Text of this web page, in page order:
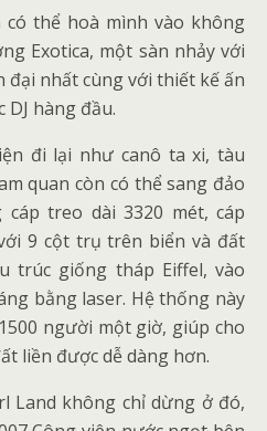
thể hoà mình vào không
Exotica, một sàn nhảy với
đại nhất cùng với thiết kế ấn
DJ hàng đầu.
đi lại như canô ta xi, tàu
quan còn có thể sang đảo
treo dài 3320 mét, cáp
9 cột trụ trên biển và đất
trúc giống tháp Eiffel, vào
bằng laser. Hệ thống này
người một giờ, giúp cho
liền được dễ dàng hơn.
Land không chỉ dừng ở đó,